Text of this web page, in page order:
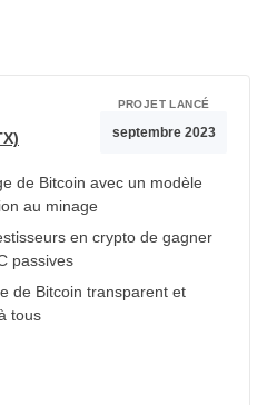
de Bitcoin avec un modèle
au minage
en crypto de gagner
passives
de Bitcoin transparent et
tous
PROJET LANCÉ
septembre 2023